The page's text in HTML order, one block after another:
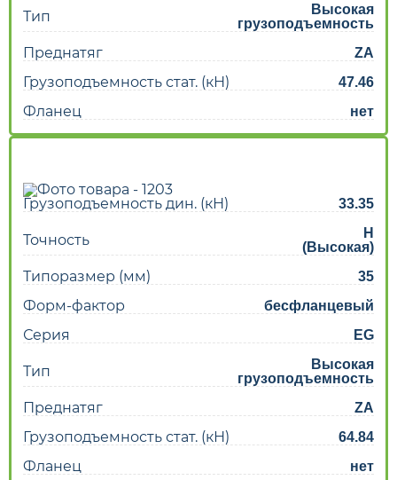
Тип
Высокая
грузоподъемность
Преднатяг ZA
Грузоподъемность стат. (кН) 47.46
Фланец нет
Грузоподъемность дин. (кН) 33.35
Точность
H
(Высокая)
Типоразмер (мм) 35
Форм-фактор бесфланцевый
Серия EG
Тип
Высокая
грузоподъемность
Преднатяг ZA
Грузоподъемность стат. (кН) 64.84
Фланец нет